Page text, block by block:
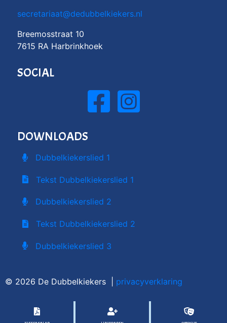
secretariaat@dedubbelkiekers.nl
Breemosstraat 10
7615 RA Harbrinkhoek
SOCIAL
DOWNLOADS
Dubbelkiekerslied 1
Tekst Dubbelkiekerslied 1
Dubbelkiekerslied 2
Tekst Dubbelkiekerslied 2
Dubbelkiekerslied 3
© 2026 De Dubbelkiekers | privacyverklaring